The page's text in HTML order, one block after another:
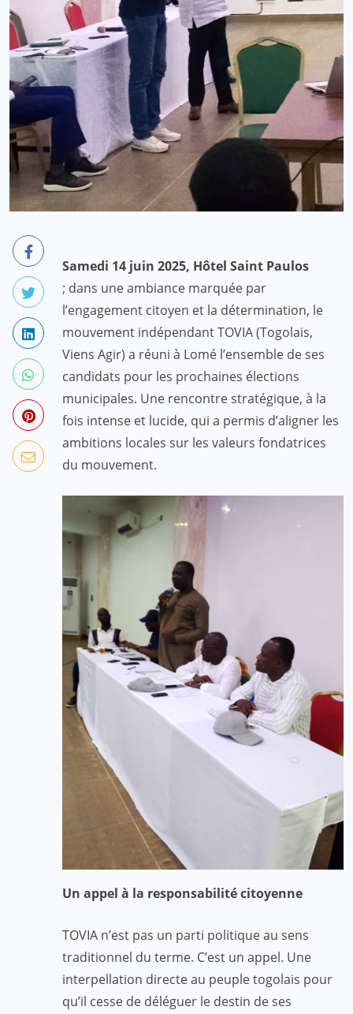
Samedi 14 juin 2025, Hôtel Saint Paulos
; dans une ambiance marquée par
l’engagement citoyen et la détermination, le
mouvement indépendant TOVIA (Togolais,
Viens Agir) a réuni à Lomé l’ensemble de ses
candidats pour les prochaines élections
municipales. Une rencontre stratégique, à la
fois intense et lucide, qui a permis d’aligner les
ambitions locales sur les valeurs fondatrices
du mouvement.
Un appel à la responsabilité citoyenne
TOVIA n’est pas un parti politique au sens
traditionnel du terme. C’est un appel. Une
interpellation directe au peuple togolais pour
qu’il cesse de déléguer le destin de ses